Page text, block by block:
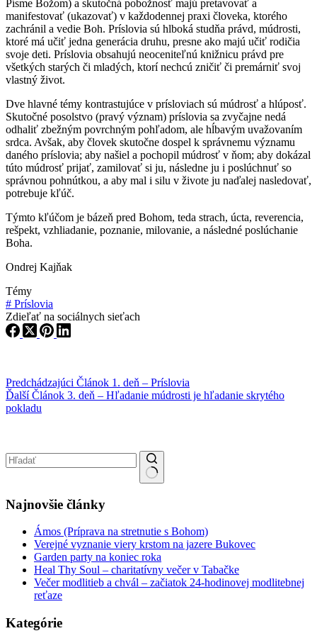
Písme Božom) a skutočná pobožnosť majú pretavovať a
manifestovať (ukazovať) v každodennej praxi človeka, ktorého
zachránil a vedie Boh. Príslovia sú hlboká studňa právd, múdrosti,
ktoré má učiť jedna generácia druhu, presne ako majú učiť rodičia
svoje deti. Príslovia obsahujú neoceniteľnú knižnicu právd pre
všetkých starých či mladých, ktorí nechcú zničiť či premárniť svoj
vlastný život.
Dve hlavné témy kontrastujúce v prísloviach sú múdrosť a hlúposť.
Skutočné posolstvo (pravý význam) príslovia sa zvyčajne nedá
odhaliť zbežným povrchným pohľadom, ale hĺbavým uvažovaním
srdca. Avšak, aby človek skutočne dospel k správnemu významu
daného príslovia; aby našiel a pochopil múdrosť v ňom; aby dokázal
túto múdrosť prijať, zamilovať si ju, následne ju i poslúchnuť so
správnou pohnútkou, a aby mal i silu v živote ju naďalej nasledovať,
potrebuje kľúč.
Týmto kľúčom je bázeň pred Bohom, teda strach, úcta, reverencia,
rešpekt, vzhliadanie, poznanie, milovanie, a následné poslúchanie
Boha.
Ondrej Kajňak
Témy
# Príslovia
Zdieľať na sociálnych sieťach
Predchádzajúci Článok 1. deň – Príslovia
ĎalšíČlánok 3. deň – Hľadanie múdrosti je hľadanie skrytého
pokladu
Najnovšie články
Ámos (Príprava na stretnutie s Bohom)
Verejné vyznanie viery krstom na jazere Bukovec
Garden party na koniec roka
Heal Thy Soul – charitatívny večer v Tabačke
Večer modlitieb a chvál – začiatok 24-hodinovej modlitebnej
reťaze
Kategórie